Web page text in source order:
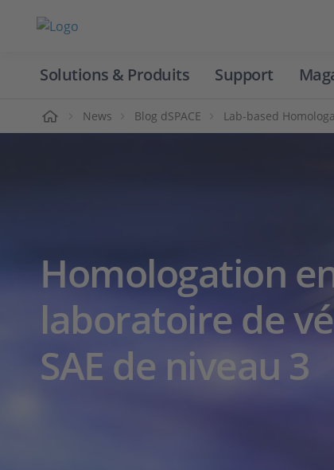
Solutions & Produits Support
News Blog dSPACE Lab-based
Homologation
laboratoire de
SAE de niveau 3